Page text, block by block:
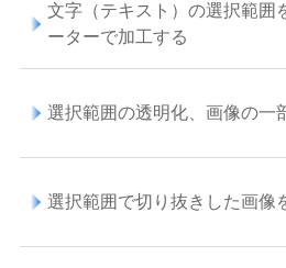
文字（テキスト）の選択範囲
ーターで加工する
選択範囲の透明化、画像の一
選択範囲で切り抜きした画像